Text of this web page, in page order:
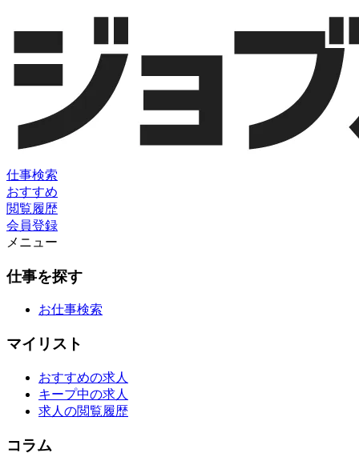
仕事検索
おすすめ
閲覧履歴
会員登録
メニュー
仕事を探す
お仕事検索
マイリスト
おすすめの求人
キープ中の求人
求人の閲覧履歴
コラム